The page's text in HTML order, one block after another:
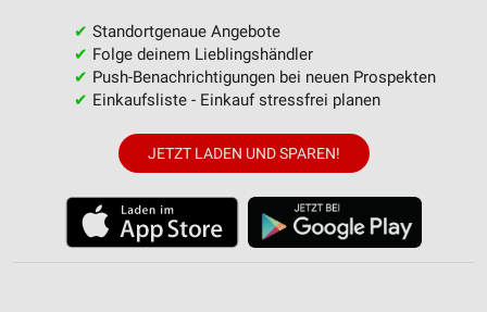
✔ Standortgenaue Angebote
✔ Folge deinem Lieblingshändler
✔ Push-Benachrichtigungen bei neuen Prospekten
✔ Einkaufsliste - Einkauf stressfrei planen
JETZT LADEN UND SPAREN!